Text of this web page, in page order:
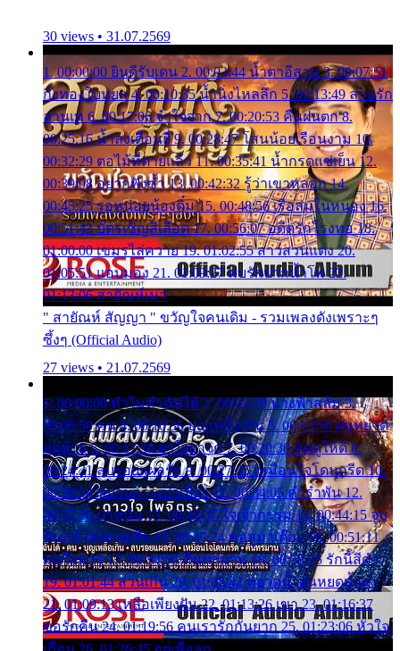
30 views • 31.07.2569
1. 00:00:00 ยินดีรับเดน 2. 00:03:44 น้ำตาอีสาน 3. 00:07:51
กิ่งทองใบหยก 4. 00:10:35 น้ำนิ่งไหลลึก 5. 00:13:49 ลานรัก
ลานเท 6. 00:17:06 จำใจจาก 7. 00:20:53 คืนฝนตก 8.
00:25:16 น้ำลงเดือนยี่ 9. 00:28:47 โสนน้อยเรือนงาม 10.
00:32:29 ตอไม้ที่ตายแล้ว 11. 00:35:41 น้ำกรดแช่เย็น 12.
00:39:08 อยากฟังซ้ำ 13. 00:42:32 รู้ว่าเขาหลอก 14.
00:45:25 รอหน่อยน้องติ๋ม 15. 00:48:56 เรือล่มในหนอง 16.
00:51:43 บัตรเชิญสีเลือด 17. 00:56:07 อดีตรักโรงทอ 18.
01:00:00 เขมรไล่ควาย 19. 01:02:55 สาวสวนแตง 20.
01:05:51 แอบมอง 21. 01:09:27 พบรักปากน้ำโพ 22.
01:13:06 สายัณห์เมา
" สายัณห์ สัญญา " ขวัญใจคนเดิม - รวมเพลงดังเพราะๆ
ซึ้งๆ (Official Audio)
27 views • 21.07.2569
1. 00:00:00 ทำไมทำฉันได้ 2. 00:03:20 นางฟ้าสลัม 3.
00:06:50 คน 4. 00:10:36 บุญเหลือเกิน 5. 00:13:58 ฝนหยาด
สุดท้าย 6. 00:17:30 ยาใจยาจก 7. 00:20:30 คิดดูให้ดี 8.
00:24:21 ลบรอยแผลรัก 9. 00:27:35 เหมือนใจโดนกรีด 10.
00:30:54 ขบวนการเปาเปียว 11. 00:34:05 คำรำพัน 12.
00:37:20 ปาหนัน 13. 00:40:37 ใจเจ้ากรรม 14. 00:44:15 จูบ
ฉันแล้วจงตายเสีย 15. 00:47:24 ขอสูมาเต๊อะ 16. 00:51:11
คนใจมาร 17. 00:54:50 คืนทรมาน 18. 00:58:25 รักนี้สีดำ
19. 01:01:44 ส่วนเกิน 20. 01:05:42 หยาดน้ำฝนหยดน้ำตา
21. 01:09:13 เหลือเพียงฝัน 22. 01:13:26 เขา 23. 01:16:37
ขอรักคืน 24. 01:19:56 คนเรารักกันยาก 25. 01:23:06 หัวใจ